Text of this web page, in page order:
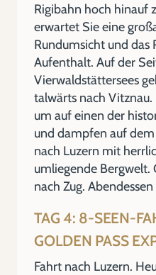
Rigibahn hoch hinauf
erwartet Sie eine
Rundumsicht und das
Aufenthalt. Auf der
Vierwaldstättersees
talwärts nach
um auf einen der
und dampfen auf
nach Luzern mit
umliegende Bergwelt.
nach Zug.
TAG 4: 8-SEEN-
GOLDEN PASS
Fahrt nach Luzern.